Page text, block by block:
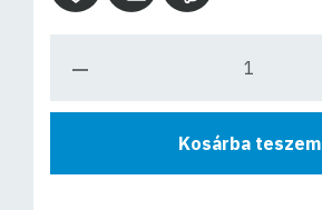
Kosárba teszem